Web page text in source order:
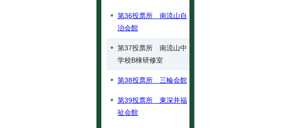
第36投票所 南流山自
治会館
第37投票所 南流山中
学校B棟研修室
第38投票所 三輪会館
第39投票所 東深井福
祉会館